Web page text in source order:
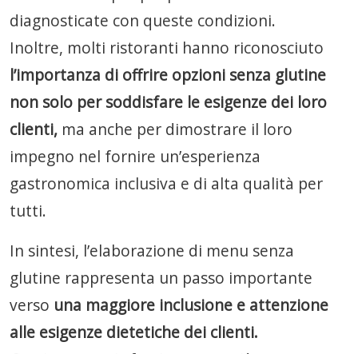
diagnosticate con queste condizioni.
Inoltre, molti ristoranti hanno riconosciuto
l’importanza di offrire opzioni senza glutine
non solo per soddisfare le esigenze dei loro
clienti, ma anche per dimostrare il loro
impegno nel fornire un’esperienza
gastronomica inclusiva e di alta qualità per
tutti.
In sintesi, l’elaborazione di menu senza
glutine rappresenta un passo importante
verso una maggiore inclusione e attenzione
alle esigenze dietetiche dei clienti.